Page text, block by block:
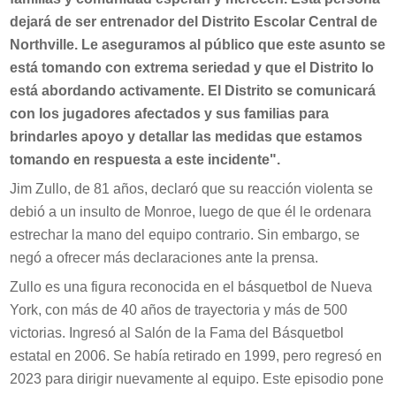
dejará de ser entrenador del Distrito Escolar Central de
Northville. Le aseguramos al público que este asunto se
está tomando con extrema seriedad y que el Distrito lo
está abordando activamente. El Distrito se comunicará
con los jugadores afectados y sus familias para
brindarles apoyo y detallar las medidas que estamos
tomando en respuesta a este incidente".
Jim Zullo, de 81 años, declaró que su reacción violenta se
debió a un insulto de Monroe, luego de que él le ordenara
estrechar la mano del equipo contrario. Sin embargo, se
negó a ofrecer más declaraciones ante la prensa.
Zullo es una figura reconocida en el básquetbol de Nueva
York, con más de 40 años de trayectoria y más de 500
victorias. Ingresó al Salón de la Fama del Básquetbol
estatal en 2006. Se había retirado en 1999, pero regresó en
2023 para dirigir nuevamente al equipo. Este episodio pone